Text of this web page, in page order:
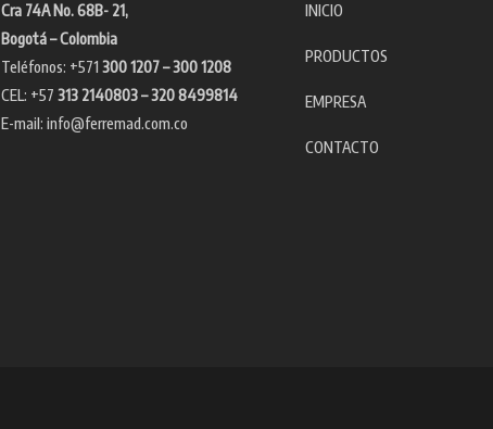
Cra 74A No. 68B- 21,
Bogotá – Colombia
Teléfonos: +571 300 1207 – 300 1208
CEL: +57 313 2140803 – 320 8499814
E-mail: info@ferremad.com.co
INICIO
PRODUCTOS
EMPRESA
CONTACTO